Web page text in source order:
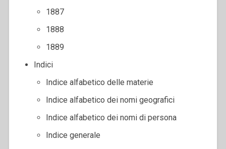
1887
1888
1889
Indici
Indice alfabetico delle materie
Indice alfabetico dei nomi geografici
Indice alfabetico dei nomi di persona
Indice generale